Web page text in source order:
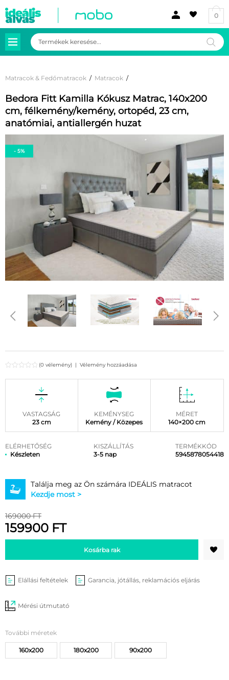
0
Products
search
Matracok & Fedőmatracok / Matracok /
Bedora Fitt Kamilla Kókusz Matrac, 140x200
cm, félkemény/kemény, ortopéd, 23 cm,
anatómiai, antiallergén huzat
- 5%
(0 vélemény) | Vélemény hozzáadása
VASTAGSÁG
23 cm
KEMÉNYSEG
Kemény / Közepes
MÉRET
140×200 cm
ELÉRHETŐSÉG
Készleten
KISZÁLLÍTÁS
3-5 nap
TERMÉKKÓD
5945878054418
Találja meg az Ön számára IDEÁLIS matracot
Kezdje most >
169000 FT
159900 FT
Kosárba rak
Elállási feltételek Garancia, jótállás, reklamációs eljárás
Mérési útmutató
További méretek
160x200 180x200 90x200